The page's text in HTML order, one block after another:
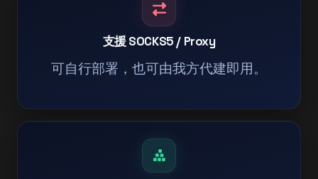
支援 SOCKS5 / Proxy
可自行部署，也可由我方代建即用。